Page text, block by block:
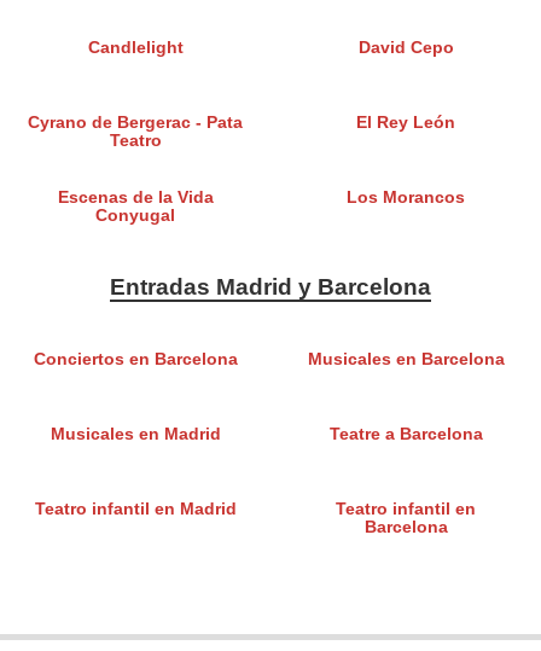
Candlelight David Cepo
Cyrano de Bergerac - Pata
Teatro
El Rey León
Escenas de la Vida
Conyugal
Los Morancos
Entradas Madrid y Barcelona
Conciertos en Barcelona Musicales en Barcelona
Musicales en Madrid Teatre a Barcelona
Teatro infantil en Madrid
Teatro infantil en
Barcelona